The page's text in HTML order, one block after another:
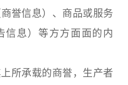
誉信息）、商品或服务
信息）等方方面面的内
承载的商誉，生产者